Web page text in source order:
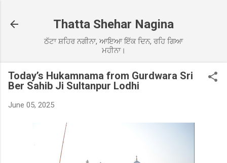
Thatta Shehar Nagina
ਠੱਟਾ ਸ਼ਹਿਰ ਨਗੀਨਾ, ਆਇਆ ਇੱਕ ਦਿਨ, ਰਹਿ ਗਿਆ
ਮਹੀਨਾ।
Today’s Hukamnama from Gurdwara Sri
Ber Sahib Ji Sultanpur Lodhi
June 05, 2025